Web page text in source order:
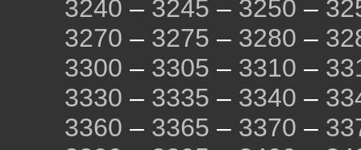
3240 – 3245 – 3250 –
3270 – 3275 – 3280 –
3300 – 3305 – 3310 –
3330 – 3335 – 3340 –
3360 – 3365 – 3370 –